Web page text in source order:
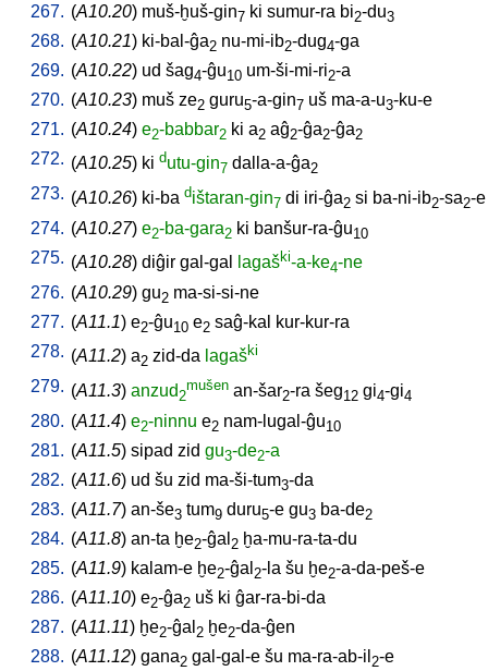
267. (A10.20) muš-ḫuš-gin7 ki sumur-ra bi2-du3
268. (A10.21) ki-bal-ĝa2 nu-mi-ib2-dug4-ga
269. (A10.22) ud šag4-ĝu10 um-ši-mi-ri2-a
270. (A10.23) muš ze2 guru5-a-gin7 uš ma-a-u3-ku-e
271. (A10.24) e2-babbar2 ki a2 aĝ2-ĝa2-ĝa2
272. (A10.25) ki dutu-gin7 dalla-a-ĝa2
273. (A10.26) ki-ba dištaran-gin7 di iri-ĝa2 si ba-ni-ib2-sa2-e
274. (A10.27) e2-ba-gara2 ki banšur-ra-ĝu10
275. (A10.28) diĝir gal-gal lagaški-a-ke4-ne
276. (A10.29) gu2 ma-si-si-ne
277. (A11.1) e2-ĝu10 e2 saĝ-kal
kur-kur-ra
278. (A11.2) a2 zid-da lagaški
279. (A11.3) anzud2
mušen an-šar2-ra šeg12 gi4-gi4
280. (A11.4) e2-ninnu e2 nam-lugal-ĝu10
281. (A11.5) sipad zid gu3-de2-a
282. (A11.6) ud šu zid ma-ši-tum3-da
283. (A11.7) an-še3 tum9 duru5-e gu3 ba-de2
284. (A11.8) an-ta ḫe2-ĝal 2 ḫa-mu-ra-ta-du
285. (A11.9) kalam-e ḫe2-ĝal 2-la šu ḫe2-a-da-peš-e
286. (A11.10) e2-ĝa2 uš ki ĝar-ra-bi-da
287. (A11.11) ḫe2-ĝal 2 ḫe2-da-ĝen
288. (A11.12) gana2 gal-gal-e šu ma-ra-ab-il 2-e